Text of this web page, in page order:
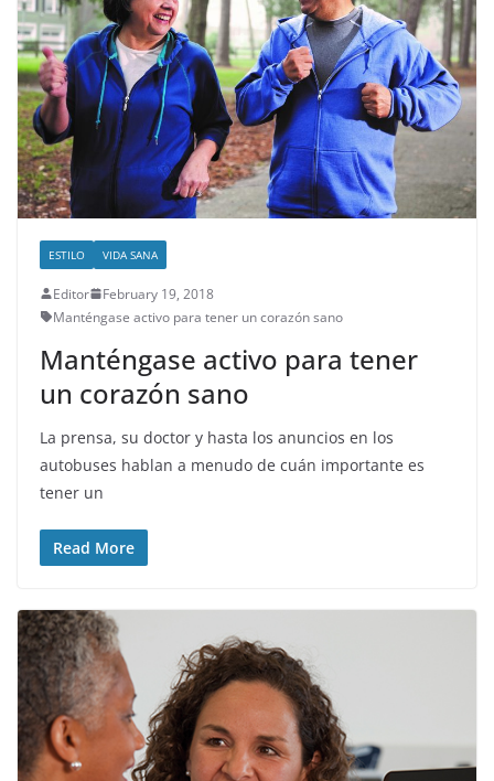
ESTILO VIDA SANA
Editor
February 19, 2018
Manténgase activo para tener un corazón sano
Manténgase activo para tener
un corazón sano
La prensa, su doctor y hasta los anuncios en los
autobuses hablan a menudo de cuán importante es
tener un
Read More